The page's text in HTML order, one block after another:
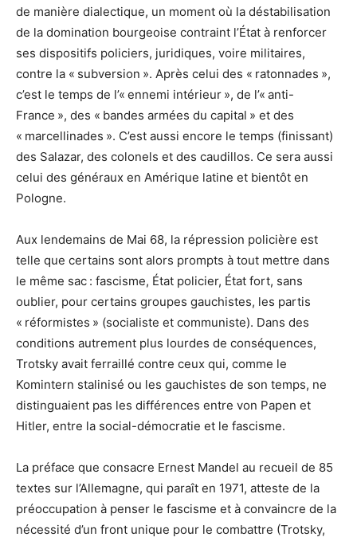
de manière dialectique, un moment où la déstabilisation
de la domination bourgeoise contraint l’État à renforcer
ses dispositifs policiers, juridiques, voire militaires,
contre la « subversion ». Après celui des « ratonnades »,
c’est le temps de l’« ennemi intérieur », de l’« anti-
France », des « bandes armées du capital » et des
« marcellinades ». C’est aussi encore le temps (finissant)
des Salazar, des colonels et des caudillos. Ce sera aussi
celui des généraux en Amérique latine et bientôt en
Pologne.
Aux lendemains de Mai 68, la répression policière est
telle que certains sont alors prompts à tout mettre dans
le même sac : fascisme, État policier, État fort, sans
oublier, pour certains groupes gauchistes, les partis
« réformistes » (socialiste et communiste). Dans des
conditions autrement plus lourdes de conséquences,
Trotsky avait ferraillé contre ceux qui, comme le
Komintern stalinisé ou les gauchistes de son temps, ne
distinguaient pas les différences entre von Papen et
Hitler, entre la social-démocratie et le fascisme.
La préface que consacre Ernest Mandel au recueil de 85
textes sur l’Allemagne, qui paraît en 1971, atteste de la
préoccupation à penser le fascisme et à convaincre de la
nécessité d’un front unique pour le combattre (Trotsky,